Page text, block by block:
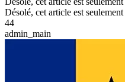
Désolé, cet article est
44
admin_main